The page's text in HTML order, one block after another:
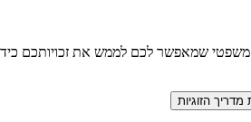
שמאפשר לכם לממש את זכויותכם